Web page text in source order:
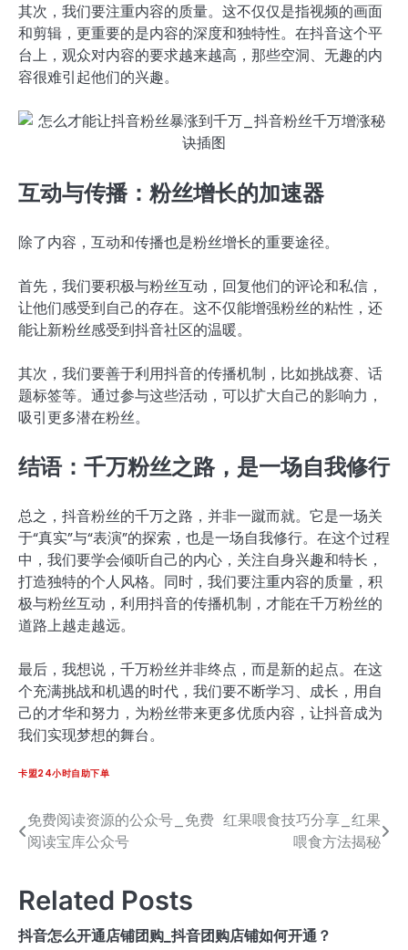
其次，我们要注重内容的质量。这不仅仅是指视频的画面
和剪辑，更重要的是内容的深度和独特性。在抖音这个平
台上，观众对内容的要求越来越高，那些空洞、无趣的内
容很难引起他们的兴趣。
互动与传播：粉丝增长的加速器
除了内容，互动和传播也是粉丝增长的重要途径。
首先，我们要积极与粉丝互动，回复他们的评论和私信，
让他们感受到自己的存在。这不仅能增强粉丝的粘性，还
能让新粉丝感受到抖音社区的温暖。
其次，我们要善于利用抖音的传播机制，比如挑战赛、话
题标签等。通过参与这些活动，可以扩大自己的影响力，
吸引更多潜在粉丝。
结语：千万粉丝之路，是一场自我修行
总之，抖音粉丝的千万之路，并非一蹴而就。它是一场关
于“真实”与“表演”的探索，也是一场自我修行。在这个过程
中，我们要学会倾听自己的内心，关注自身兴趣和特长，
打造独特的个人风格。同时，我们要注重内容的质量，积
极与粉丝互动，利用抖音的传播机制，才能在千万粉丝的
道路上越走越远。
最后，我想说，千万粉丝并非终点，而是新的起点。在这
个充满挑战和机遇的时代，我们要不断学习、成长，用自
己的才华和努力，为粉丝带来更多优质内容，让抖音成为
我们实现梦想的舞台。
卡盟24小时自助下单
文
章
导
航
免费阅读资源的公众号_免费
阅读宝库公众号
红果喂食技巧分享_红果
喂食方法揭秘
Related Posts
抖音怎么开通店铺团购_抖音团购店铺如何开通？